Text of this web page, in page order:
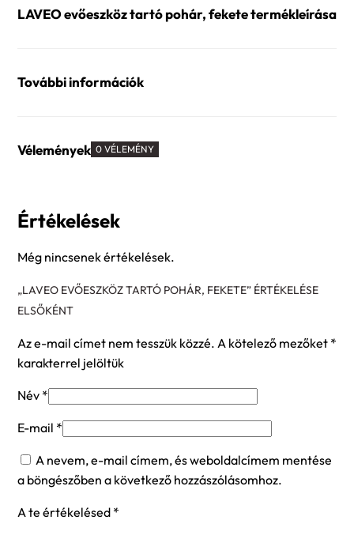
LAVEO evőeszköz tartó pohár, fekete termékleírása
További információk
Vélemények 0 VÉLEMÉNY
Értékelések
Még nincsenek értékelések.
„LAVEO EVŐESZKÖZ TARTÓ POHÁR, FEKETE” ÉRTÉKELÉSE
ELSŐKÉNT
Az e-mail címet nem tesszük közzé. A kötelező mezőket *
karakterrel jelöltük
Név *
E-mail *
A nevem, e-mail címem, és weboldalcímem mentése
a böngészőben a következő hozzászólásomhoz.
A te értékelésed *